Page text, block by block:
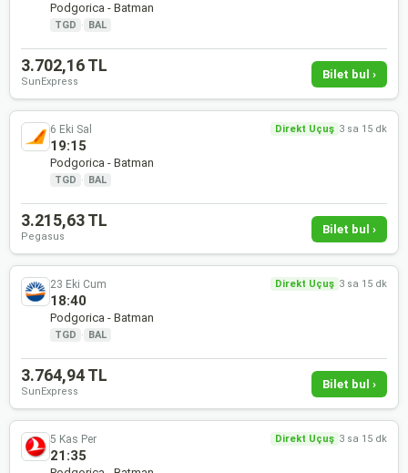
Podgorica - Batman
TGD · BAL
3.702,16 TL
SunExpress
Bilet bul ›
6 Eki Sal Direkt Uçuş 3 sa 15 dk
19:15
Podgorica - Batman
TGD · BAL
3.215,63 TL
Pegasus
Bilet bul ›
23 Eki Cum Direkt Uçuş 3 sa 15 dk
18:40
Podgorica - Batman
TGD · BAL
3.764,94 TL
SunExpress
Bilet bul ›
5 Kas Per Direkt Uçuş 3 sa 15 dk
21:35